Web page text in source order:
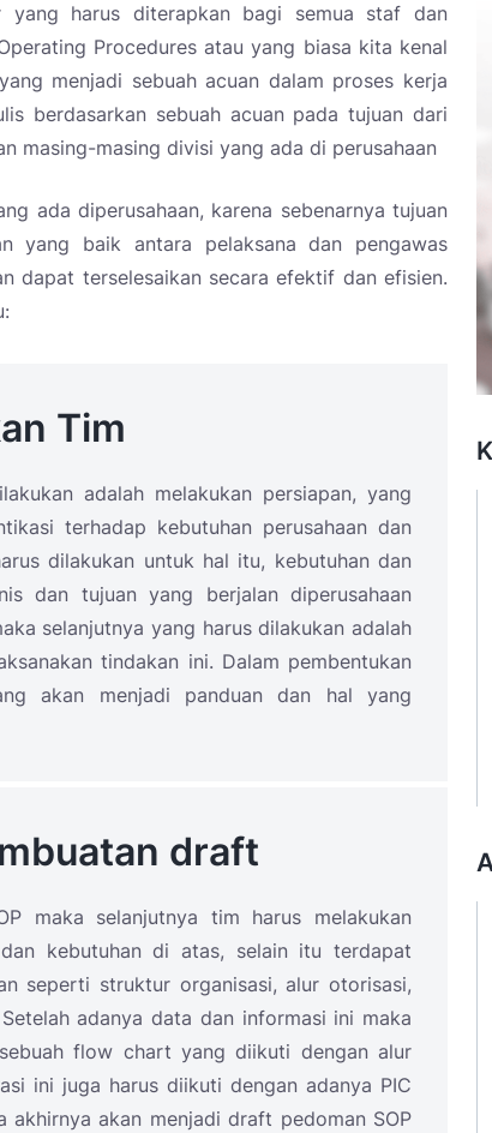
yang harus diterapkan bagi semua staf dan
Procedures atau yang biasa kita kenal
menjadi sebuah acuan dalam proses kerja
berdasarkan sebuah acuan pada tujuan dari
masing-masing divisi yang ada di perusahaan
ada diperusahaan, karena sebenarnya tujuan
yang baik antara pelaksana dan pengawas
dapat terselesaikan secara efektif dan efisien.
Tim
adalah melakukan persiapan, yang
terhadap kebutuhan perusahaan dan
dilakukan untuk hal itu, kebutuhan dan
dan tujuan yang berjalan diperusahaan
selanjutnya yang harus dilakukan adalah
tindakan ini. Dalam pembentukan
akan menjadi panduan dan hal yang
draft
maka selanjutnya tim harus melakukan
kebutuhan di atas, selain itu terdapat
seperti struktur organisasi, alur otorisasi,
adanya data dan informasi ini maka
flow chart yang diikuti dengan alur
ini juga harus diikuti dengan adanya PIC
akan menjadi draft pedoman SOP